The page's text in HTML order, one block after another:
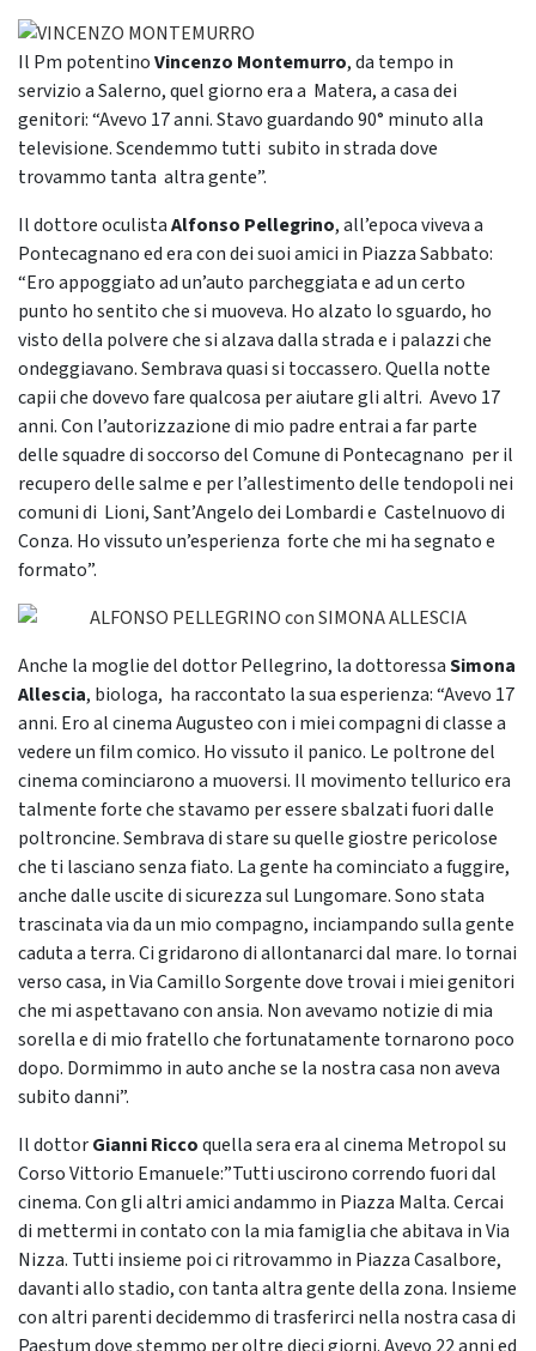
Il Pm potentinoVincenzo Montemurro, da tempo in
servizio a Salerno, quel giorno era a Matera, a casa dei
genitori: “Avevo 17 anni. Stavo guardando 90° minuto alla
televisione. Scendemmo tutti subito in strada dove
trovammo tanta altra gente”.
Il dottore oculistaAlfonso Pellegrino, all’epoca viveva a
Pontecagnano ed era con dei suoi amici in Piazza Sabbato:
“Ero appoggiato ad un’auto parcheggiata e ad un certo
punto ho sentito che si muoveva. Ho alzato lo sguardo, ho
visto della polvere che si alzava dalla strada e i palazzi che
ondeggiavano. Sembrava quasi si toccassero. Quella notte
capii che dovevo fare qualcosa per aiutare gli altri. Avevo 17
anni. Con l’autorizzazione di mio padre entrai a far parte
delle squadre di soccorso del Comune di Pontecagnano per il
recupero delle salme e per l’allestimento delle tendopoli nei
comuni di Lioni, Sant’Angelo dei Lombardi e Castelnuovo di
Conza. Ho vissuto un’esperienza forte che mi ha segnato e
formato”.
Anche la moglie del dottor Pellegrino, la dottoressaSimona
Allescia, biologa, ha raccontato la sua esperienza: “Avevo 17
anni. Ero al cinema Augusteo con i miei compagni di classe a
vedere un film comico. Ho vissuto il panico. Le poltrone del
cinema cominciarono a muoversi. Il movimento tellurico era
talmente forte che stavamo per essere sbalzati fuori dalle
poltroncine. Sembrava di stare su quelle giostre pericolose
che ti lasciano senza fiato. La gente ha cominciato a fuggire,
anche dalle uscite di sicurezza sul Lungomare. Sono stata
trascinata via da un mio compagno, inciampando sulla gente
caduta a terra. Ci gridarono di allontanarci dal mare. Io tornai
verso casa, in Via Camillo Sorgente dove trovai i miei genitori
che mi aspettavano con ansia. Non avevamo notizie di mia
sorella e di mio fratello che fortunatamente tornarono poco
dopo. Dormimmo in auto anche se la nostra casa non aveva
subito danni”.
Il dottorGianni Riccoquella sera era al cinema Metropol su
Corso Vittorio Emanuele:”Tutti uscirono correndo fuori dal
cinema. Con gli altri amici andammo in Piazza Malta. Cercai
di mettermi in contato con la mia famiglia che abitava in Via
Nizza. Tutti insieme poi ci ritrovammo in Piazza Casalbore,
davanti allo stadio, con tanta altra gente della zona. Insieme
con altri parenti decidemmo di trasferirci nella nostra casa di